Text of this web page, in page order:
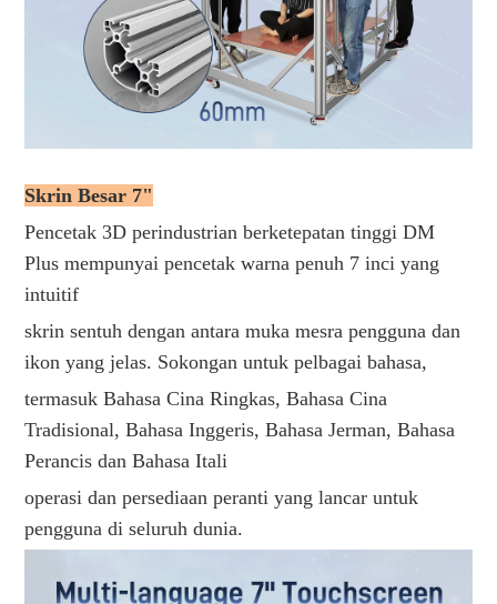
Skrin Besar 7"
Pencetak 3D perindustrian berketepatan tinggi DM
Plus mempunyai pencetak warna penuh 7 inci yang
intuitif
skrin sentuh dengan antara muka mesra pengguna dan
ikon yang jelas. Sokongan untuk pelbagai bahasa,
termasuk Bahasa Cina Ringkas, Bahasa Cina
Tradisional, Bahasa Inggeris, Bahasa Jerman, Bahasa
Perancis dan Bahasa Itali
operasi dan persediaan peranti yang lancar untuk
pengguna di seluruh dunia.